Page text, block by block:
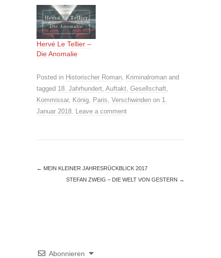
Hervé Le Tellier –
Die Anomalie
Posted in Historischer Roman Kriminalroman and
tagged 18. Jahrhundert Auftakt Gesellschaft
Kommissar, König Paris Verschwinden on 1.
Januar 2018 Leave a comment
← MEIN KLEINER JAHRESRÜCKBLICK 2017
STEFAN ZWEIG – DIE WELT VON GESTERN →
Abonnieren